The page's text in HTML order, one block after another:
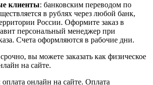
клиенты: банковским переводом по
в рублях через любой банк,
России. Оформите заказ в
персональный менеджер при
Счета оформляются в рабочие дни.
вы можете заказать как физическое
на сайте.
оплата онлайн на сайте. Оплата